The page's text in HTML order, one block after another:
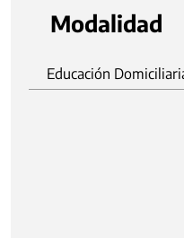
Modalidad